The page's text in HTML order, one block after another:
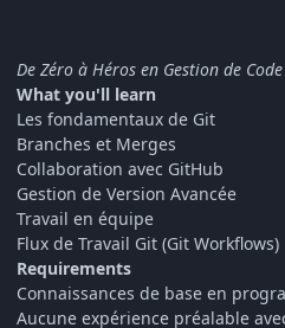
De Zéro à Héros en Gestion de
What you'll learn
Les fondamentaux de Git
Branches et Merges
Collaboration avec GitHub
Gestion de Version Avancée
Travail en équipe
Flux de Travail Git (Git Workflows)
Requirements
Connaissances de base en
Aucune expérience préalable